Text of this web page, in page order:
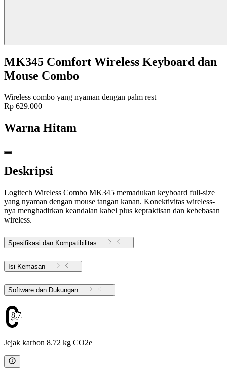
MK345 Comfort Wireless Keyboard dan
Mouse Combo
Wireless combo yang nyaman dengan palm rest
Rp 629.000
Warna Hitam
Deskripsi
Logitech Wireless Combo MK345 memadukan keyboard full-size
yang nyaman dengan mouse tangan kanan. Konektivitas wireless-
nya menghadirkan keandalan kabel plus kepraktisan dan kebebasan
wireless.
Spesifikasi dan Kompatibilitas
Isi Kemasan
Software dan Dukungan
8.72
Jejak karbon 8.72 kg CO2e